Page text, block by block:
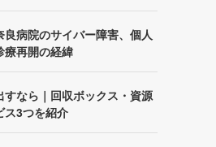
良病院のサイバー障害、個人
療再開の経緯
すなら｜回収ボックス・資源
ス3つを紹介